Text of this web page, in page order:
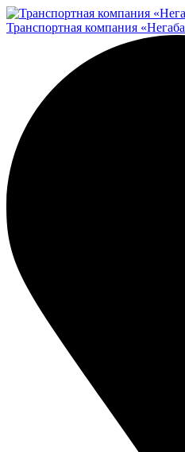
Транспортная компания